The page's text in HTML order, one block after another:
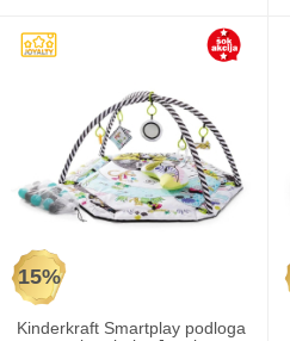
15%
Kinderkraft Smartplay podloga